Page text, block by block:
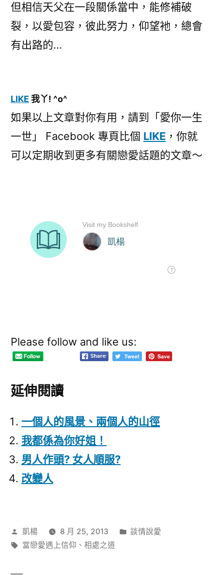
但相信天父在一段關係當中，能修補破
裂，以愛包容，彼此努力，仰望衪，總會
有出路的…
LIKE 我丫! ^o^
如果以上文章對你有用，請到「愛你一生
一世」 Facebook 專頁比個 LIKE ，你就
可以定期收到更多有關戀愛話題的文章～
Please follow and like us:
延伸閱讀
一個人的風景、兩個人的山徑
我都係為你好姐！
男人作頭? 女人順服?
改變人
作
者:
凱楊 8 月 25, 2013
分
談情說愛
標
當戀愛遇上信仰 、 相處之道